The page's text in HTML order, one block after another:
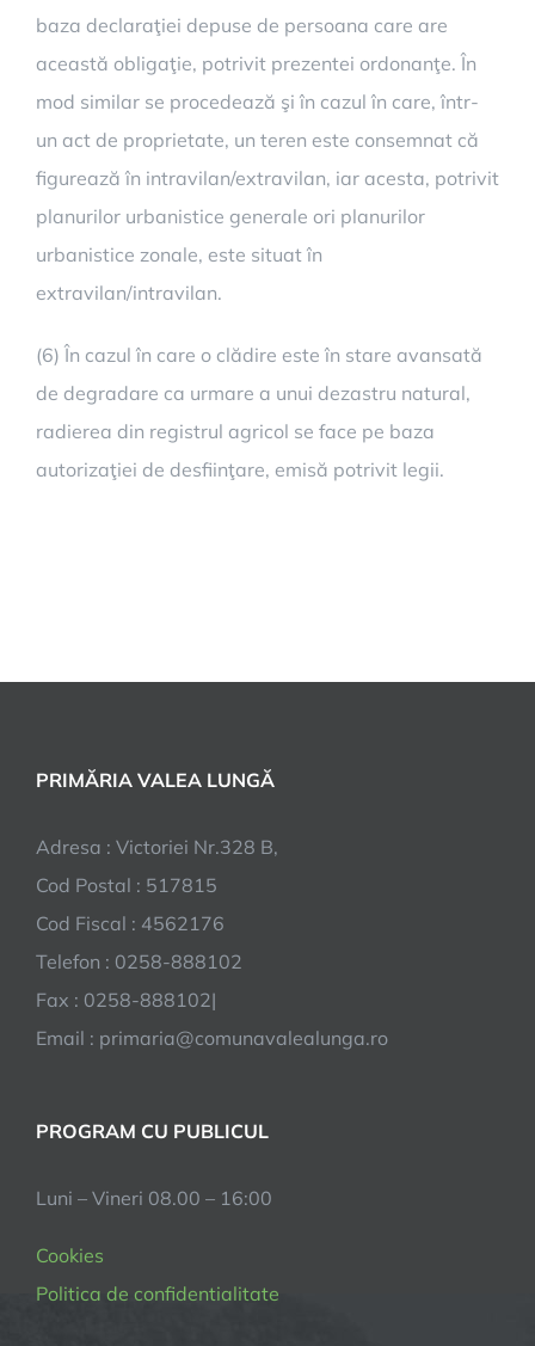
baza declaraţiei depuse de persoana care are
această obligaţie, potrivit prezentei ordonanţe. În
mod similar se procedează şi în cazul în care, într-
un act de proprietate, un teren este consemnat că
figurează în intravilan/extravilan, iar acesta, potrivit
planurilor urbanistice generale ori planurilor
urbanistice zonale, este situat în
extravilan/intravilan.
(6) În cazul în care o clădire este în stare avansată
de degradare ca urmare a unui dezastru natural,
radierea din registrul agricol se face pe baza
autorizaţiei de desfiinţare, emisă potrivit legii.
PRIMĂRIA VALEA LUNGĂ
Adresa : Victoriei Nr.328 B,
Cod Postal : 517815
Cod Fiscal : 4562176
Telefon : 0258-888102
Fax : 0258-888102|
Email : primaria@comunavalealunga.ro
PROGRAM CU PUBLICUL
Luni – Vineri 08.00 – 16:00
Cookies
Politica de confidentialitate